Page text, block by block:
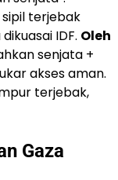
terjebak
IDF. Oleh
senjata +
akses aman.
terjebak,
Gaza